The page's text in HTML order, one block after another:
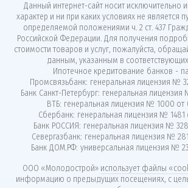
Данный интернет-сайт носит
характер и ни при каких условиях не является
определяемой положениями ч. 2 ст. 437
Российской Федерации. Для получения
стоимости товаров и услуг, пожалуйста,
данным, указанным в
Ипотечное кредитование банков -
Промсвязьбанк: генеральная лицензия №
Банк Санкт-Петербург: генеральная лицензия
ВТБ: генеральная лицензия № 1000 от
Сбербанк: генеральная лицензия № 1481
Банк РОССИЯ: генеральная лицензия №
Севергазбанк: генеральная лицензия №
Банк ДОМ.РФ: универсальная лицензия №
ООО «Молодострой» использует файлы
информацию о предыдущих посещениях, с